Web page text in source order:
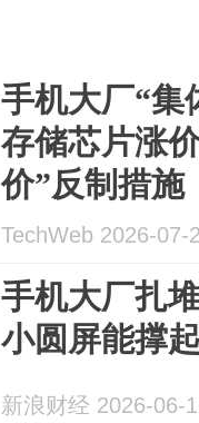
手机大厂“集
存储芯片涨
价”反制措施
TechWeb 2026-07-
手机大厂扎
小圆屏能撑
新浪财经 2026-06-